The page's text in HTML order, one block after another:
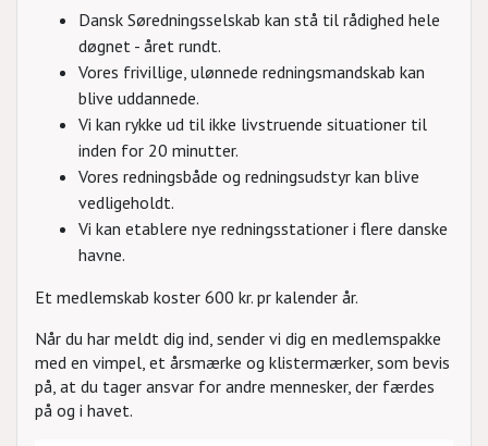
Dansk Søredningsselskab kan stå til rådighed hele
døgnet - året rundt.
Vores frivillige, ulønnede redningsmandskab kan
blive uddannede.
Vi kan rykke ud til ikke livstruende situationer til
inden for 20 minutter.
Vores redningsbåde og redningsudstyr kan blive
vedligeholdt.
Vi kan etablere nye redningsstationer i flere danske
havne.
Et medlemskab koster 600 kr. pr kalender år.
Når du har meldt dig ind, sender vi dig en medlemspakke
med en vimpel, et årsmærke og klistermærker, som bevis
på, at du tager ansvar for andre mennesker, der færdes
på og i havet.